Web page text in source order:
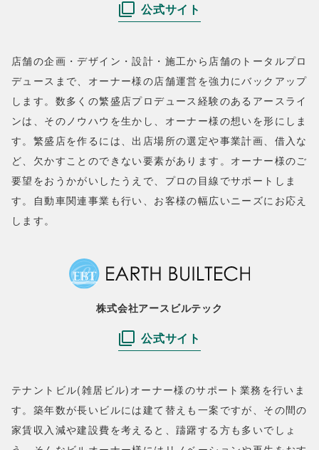
公式サイト
店舗の企画・デザイン・設計・施工から店舗のトータルプロ
デュースまで、オーナー様の店舗運営を強力にバックアップ
します。数多くの繁盛店プロデュース経験のあるアースライ
ンは、そのノウハウを生かし、オーナー様の想いを形にしま
す。繁盛店を作るには、出店場所の選定や事業計画、借入な
ど、欠かすことのできない要素があります。オーナー様のご
要望をおうかがいしたうえで、プロの目線でサポートしま
す。自動車関連事業も行い、お客様の幅広いニーズにお応え
します。
株式会社アースビルテック
公式サイト
テナントビル(雑居ビル)オーナー様のサポート業務を行いま
す。築年数が長いビルには建て替えも一案ですが、その間の
家賃収入減や建設費を考えると、躊躇する方も多いでしょ